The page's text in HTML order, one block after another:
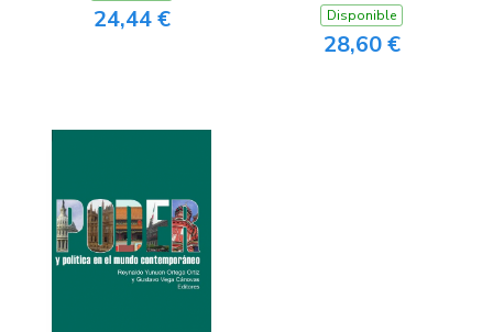
24,44 €
Disponible
28,60 €